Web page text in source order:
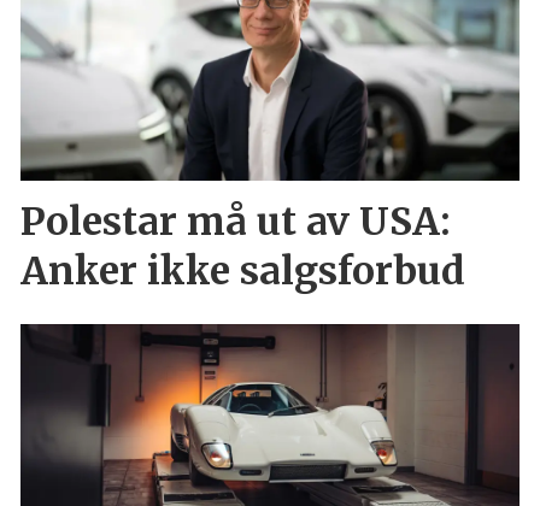
Polestar må ut av USA:
Anker ikke salgsforbud